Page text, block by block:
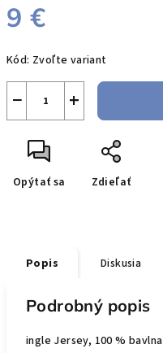
9 €
cena:
Kód: Zvoľte variant
+
−
Opýtať sa Zdieľať
Popis Diskusia
Podrobný popis
ingle Jersey, 100 % bavlna